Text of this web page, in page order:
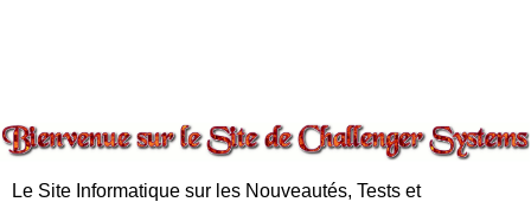
Le Site Informatique sur les Nouveautés, Tests et